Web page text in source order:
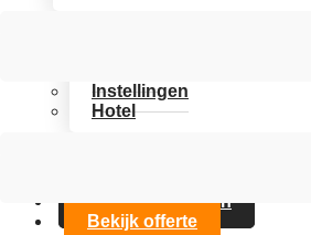
Instellingen
Hotel
Contact opnemen
Bekijk offerte